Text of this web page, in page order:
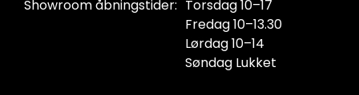
Showroom åbningstider: Torsdag 10–17
Fredag 10–13.30
Lørdag 10–14
Søndag Lukket